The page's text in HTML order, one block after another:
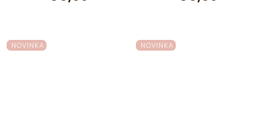
NOVINKA NOVINKA